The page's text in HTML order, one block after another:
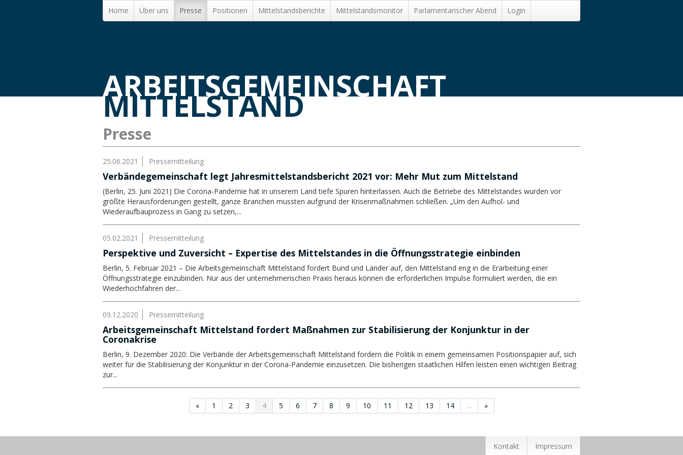
Home Über uns Presse Positionen Mittelstands­berichte Mittelstandsmonitor Parlamentarischer Abend Login
ARBEITSGEMEINSCHAFT
MITTELSTAND
Presse
25.06.2021 Pressemitteilung
Verbändegemeinschaft legt Jahresmittelstandsbericht 2021 vor: Mehr Mut zum Mittelstand
(Berlin, 25. Juni 2021) Die Corona-Pandemie hat in unserem Land tiefe Spuren hinterlassen. Auch die Betriebe des Mittelstandes wurden vor
größte Herausforderungen gestellt, ganze Branchen mussten aufgrund der Krisenmaßnahmen schließen. „Um den Aufhol- und
Wiederaufbauprozess in Gang zu setzen,...
05.02.2021 Pressemitteilung
Perspektive und Zuversicht – Expertise des Mittelstandes in die Öffnungsstrategie einbinden
Berlin, 5. Februar 2021 – Die Arbeitsgemeinschaft Mittelstand fordert Bund und Länder auf, den Mittelstand eng in die Erarbeitung einer
Öffnungsstrategie einzubinden. Nur aus der unternehmerischen Praxis heraus können die erforderlichen Impulse formuliert werden, die ein
Wiederhochfahren der...
09.12.2020 Pressemitteilung
Arbeitsgemeinschaft Mittelstand fordert Maßnahmen zur Stabilisierung der Konjunktur in der
Coronakrise
Berlin, 9. Dezember 2020: Die Verbände der Arbeitsgemeinschaft Mittelstand fordern die Politik in einem gemeinsamen Positionspapier auf, sich
weiter für die Stabilisierung der Konjunktur in der Corona-Pandemie einzusetzen. Die bisherigen staatlichen Hilfen leisten einen wichtigen Beitrag
zur...
« 1 2 3 4 5 6 7 8 9 10 11 12 13 14 ... »
Kontakt Impressum